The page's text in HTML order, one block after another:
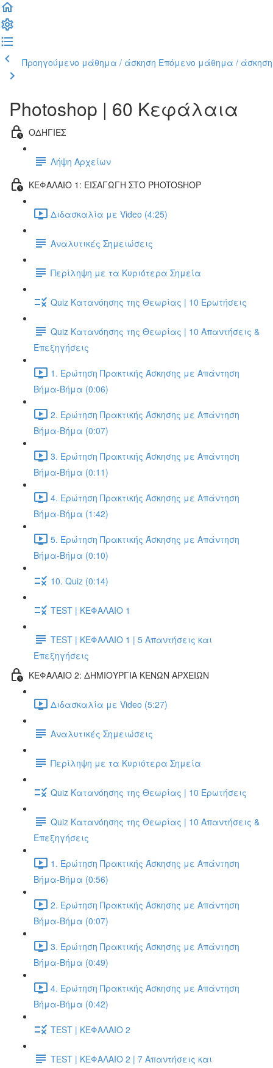
Προηγούμενο μάθημα / άσκηση Επόμενο μάθημα / άσκηση
Photoshop | 60 Κεφάλαια
ΟΔΗΓΙΕΣ
Λήψη Αρχείων
ΚΕΦΑΛΑΙΟ 1: ΕΙΣΑΓΩΓΗ ΣΤΟ PHOTOSHOP
Διδασκαλία με Video (4:25)
Αναλυτικές Σημειώσεις
Περίληψη με τα Κυριότερα Σημεία
Quiz Κατανόησης της Θεωρίας | 10 Ερωτήσεις
Quiz Κατανόησης της Θεωρίας | 10 Απαντήσεις &
Επεξηγήσεις
1. Ερώτηση Πρακτικής Άσκησης με Απάντηση
Βήμα-Βήμα (0:06)
2. Ερώτηση Πρακτικής Άσκησης με Απάντηση
Βήμα-Βήμα (0:07)
3. Ερώτηση Πρακτικής Άσκησης με Απάντηση
Βήμα-Βήμα (0:11)
4. Ερώτηση Πρακτικής Άσκησης με Απάντηση
Βήμα-Βήμα (1:42)
5. Ερώτηση Πρακτικής Άσκησης με Απάντηση
Βήμα-Βήμα (0:10)
10. Quiz (0:14)
TEST | ΚΕΦΑΛΑΙΟ 1
TEST | ΚΕΦΑΛΑΙΟ 1 | 5 Απαντήσεις και
Επεξηγήσεις
ΚΕΦΑΛΑΙΟ 2: ΔΗΜΙΟΥΡΓΙΑ ΚΕΝΩΝ ΑΡΧΕΙΩΝ
Διδασκαλία με Video (5:27)
Αναλυτικές Σημειώσεις
Περίληψη με τα Κυριότερα Σημεία
Quiz Κατανόησης της Θεωρίας | 10 Ερωτήσεις
Quiz Κατανόησης της Θεωρίας | 10 Απαντήσεις &
Επεξηγήσεις
1. Ερώτηση Πρακτικής Άσκησης με Απάντηση
Βήμα-Βήμα (0:56)
2. Ερώτηση Πρακτικής Άσκησης με Απάντηση
Βήμα-Βήμα (0:07)
3. Ερώτηση Πρακτικής Άσκησης με Απάντηση
Βήμα-Βήμα (0:49)
4. Ερώτηση Πρακτικής Άσκησης με Απάντηση
Βήμα-Βήμα (0:42)
TEST | ΚΕΦΑΛΑΙΟ 2
TEST | ΚΕΦΑΛΑΙΟ 2 | 7 Απαντήσεις και